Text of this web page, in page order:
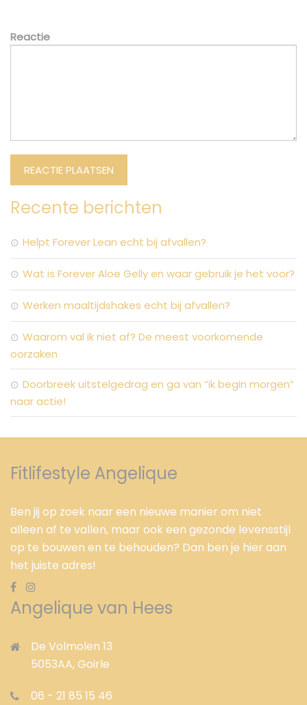
Reactie
Recente berichten
Helpt Forever Lean echt bij afvallen?
Wat is Forever Aloe Gelly en waar gebruik je het voor?
Werken maaltijdshakes echt bij afvallen?
Waarom val ik niet af? De meest voorkomende
oorzaken
Doorbreek uitstelgedrag en ga van “ik begin morgen”
naar actie!
Fitlifestyle Angelique
Ben jij op zoek naar een nieuwe manier om niet
alleen af te vallen, maar ook een gezonde levensstijl
op te bouwen en te behouden? Dan ben je hier aan
het juiste adres!
Angelique van Hees
De Volmolen 13
5053AA,Goirle
06 - 21 85 15 46